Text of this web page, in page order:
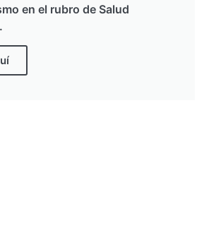
en el rubro de Salud